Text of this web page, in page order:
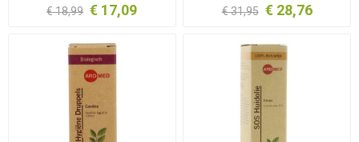
€ 18,99 € 17,09 € 31,95 € 28,76